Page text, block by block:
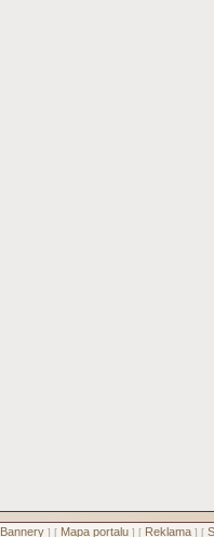
Bannery] [ Mapa portalu] [ Reklama] [